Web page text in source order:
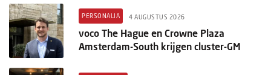
PERSONALIA 4 AUGUSTUS 2026
voco The Hague en Crowne Plaza
Amsterdam-South krijgen cluster-GM